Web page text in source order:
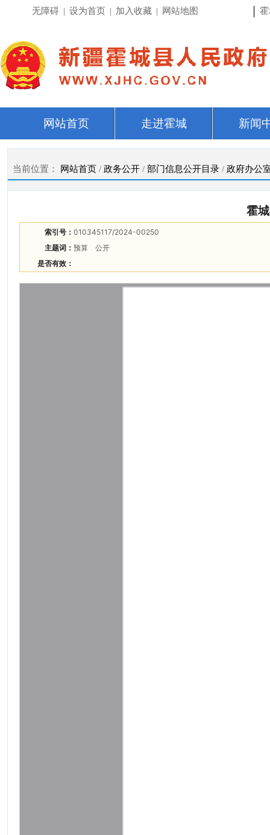
无障碍 | 设为首页 | 加入收藏 | 网站地图
网站首页 走进霍城 新闻
当前位置： 网站首页 / 政务公开 / 部门信息公开目录 / 政府办公
霍
索引号： 010345117/2024-00250
主题词： 预算 公开
是否有效：